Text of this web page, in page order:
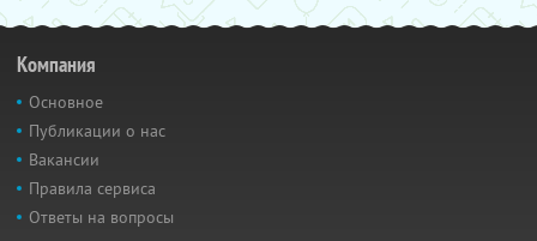
Компания
Основное
Публикации о нас
Вакансии
Правила сервиса
Ответы на вопросы